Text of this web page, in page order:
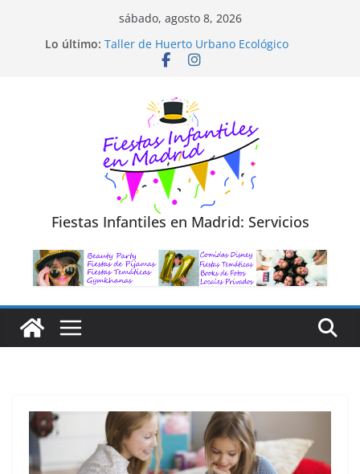
sábado, agosto 8, 2026
Lo último: Taller de Huerto Urbano Ecológico
TALLER FOTOGRAFÍA LA NATURALEZA
Trivial Virtual para niños
Fiestas Infantiles en Madrid: Servicios